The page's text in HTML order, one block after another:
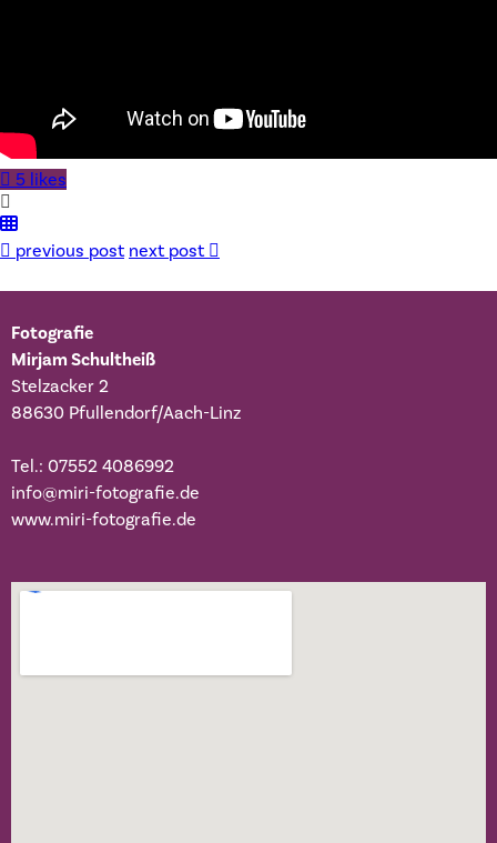
5 likes
previous post next post
Fotografie
Mirjam Schultheiß
Stelzacker 2
88630 Pfullendorf/Aach-Linz
Tel.: 07552 4086992
info@miri-fotografie.de
www.miri-fotografie.de